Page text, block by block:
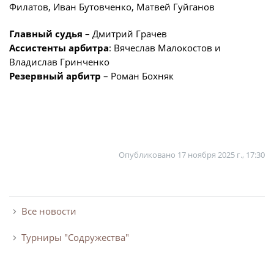
Опубликовано 17 ноября 2025 г., 17:30
Все новости
Турниры "Содружества"
Филатов, Иван Бутовченко, Матвей Гуйганов
Главный судья – Дмитрий Грачев
Ассистенты арбитра: Вячеслав Малокостов и
Владислав Гринченко
Резервный арбитр – Роман Бохняк